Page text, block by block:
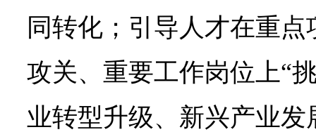
同转化；引导人才在重
攻关、重要工作岗位上“
业转型升级、新兴产业发